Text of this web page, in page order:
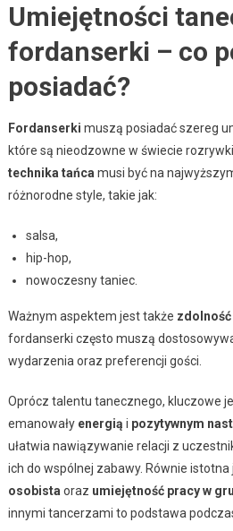
Umiejętności
fordanserki – co
posiadać?
Fordanserki muszą posiadać szereg
które są nieodzowne w świecie
technika tańcamusi być na
różnorodne style, takie jak:
salsa,
hip-hop,
nowoczesny taniec.
Ważnym aspektem jest także
fordanserki często muszą
wydarzenia oraz preferencji gości.
Oprócz talentu tanecznego, kluczowe
emanowały energią i pozytywnym
ułatwia nawiązywanie relacji z
ich do wspólnej zabawy. Równie istotna
osobistaoraz umiejętność pracy w
innymi tancerzami to podstawa